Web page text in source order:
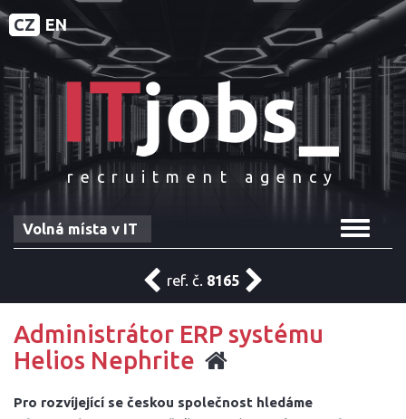
CZ EN
recruitment agency
Toggle
Volná místa v IT
ref. č. 8165
Administrátor ERP systému
Helios Nephrite
Pro rozvíjející se českou společnost hledáme